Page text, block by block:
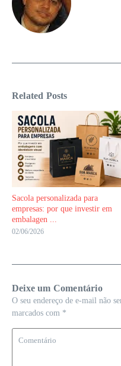
Related Posts
Sacola personalizada para
empresas: por que investir em
embalagen ...
02/06/2026
Deixe um Comentário
O seu endereço de e-mail não
marcados com *